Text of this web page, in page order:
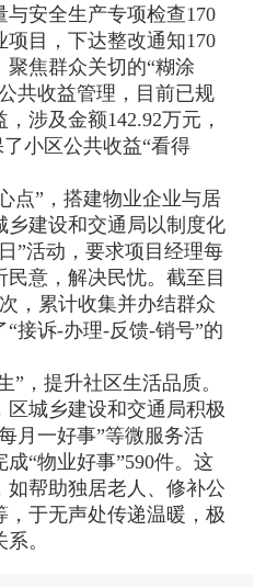
安全生产专项检查170
目，下达整改通知170
焦群众关切的“糊涂
共收益管理，目前已规
涉及金额142.92万元，
小区公共收益“看得
”，搭建物业企业与居
乡建设和交通局以制度化
”活动，要求项目经理每
民意，解决民忧。截至目
，累计收集并办结群众
“接诉-办理-反馈-销号”的
，提升社区生活品质。
城乡建设和交通局积极
月一好事”等微服务活
“物业好事”590件。这
帮助独居老人、修补公
于无声处传递温暖，极
。